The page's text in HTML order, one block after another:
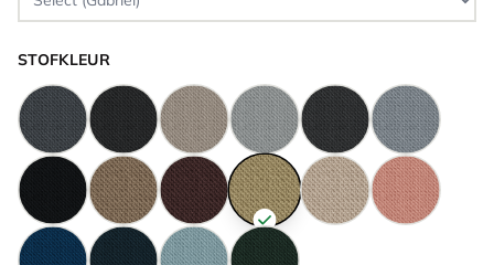
STOFKLEUR